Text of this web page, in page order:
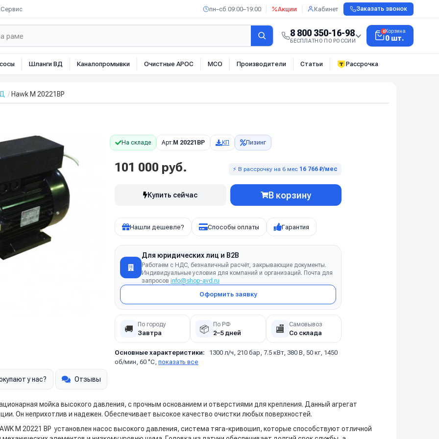
Сервис пн–сб 09:00–19:00 Акции Кабинет Заказать звонок
8 800 350-16-98
БЕСПЛАТНО ПО РОССИИ
0Корзина
0 шт.
Шланги ВД Каналопромывки Очистные АРОС МСО Производители Статьи Рассрочка
Hawk M 20221BP
На складе Арт: M 20221BP КП Лизинг
101 000 руб. ⚡ В рассрочку на 6 мес 16 766 ₽/мес
Купить сейчас В корзину
Нашли дешевле? Способы оплаты Гарантия
Для юридических лиц и B2B
Работаем с НДС, безналичный расчёт, закрывающие документы.
Индивидуальные условия для компаний и организаций. Почта для
запросов info@shop-avd.ru
Оформить заявку
🚚 По городу
Завтра 📦 По РФ
2–5 дней 🏬 Самовывоз
Со склада
Основные характеристики:
1300 л/ч, 210 бар, 7.5 кВт, 380 В, 50 кг, 1450
об/мин, 60 °C, показать все
у нас? Отзывы
мойка высокого давления, с прочным основанием и отверстиями для крепления. Данный агрегат
Он неприхотлив и надежен. Обеспечивает высокое качество очистки любых поверхностей.
M 20221 BP установлен насос высокого давления, система тяга-кривошип, которые способствуют отличной